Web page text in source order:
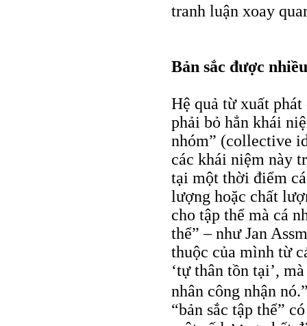
tranh luận xoay
Bản sắc được
Hệ quả từ xuất
phải bỏ hẳn khái
nhóm” (collective
các khái niệm này
tại một thời điểm
lượng hoặc chất
cho tập thể mà cá
thể” – như Jan
thuộc của mình từ
‘tự thân tồn tại’,
nhân công nhận
“bản sắc tập thể”